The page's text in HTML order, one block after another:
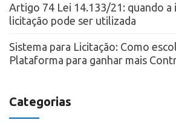
Artigo 74 Lei 14.133/21: quando a
licitação pode ser utilizada
Sistema para Licitação: Como
Plataforma para ganhar mais
Categorias